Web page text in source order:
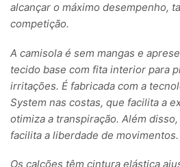
alcançar o máximo desempenho,
competição.
A camisola é sem mangas e
tecido base com fita interior para
irritações. É fabricada com a
System nas costas, que facilita a
otimiza a transpiração. Além
facilita a liberdade de movimentos.
Os calções têm cintura elástica